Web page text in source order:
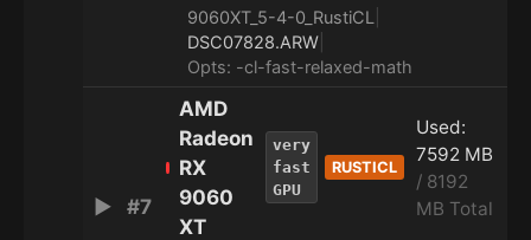
9060XT_5-4-0_RustiCL
DSC07828.ARW
Opts: -cl-fast-relaxed-math
▶ #7
AMD
Radeon
RX
9060
XT
very
fast
GPU
RUSTICL
Used:
7592 MB
/ 8192
MB Total